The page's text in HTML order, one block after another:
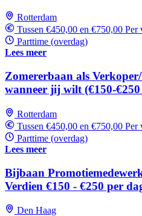
Rotterdam
Tussen €450,00 en €750,00 Per
Parttime (overdag)
Lees meer
Zomererbaan als
wanneer jij wilt (€150-
Rotterdam
Tussen €450,00 en €750,00 Per
Parttime (overdag)
Lees meer
Bijbaan
Verdien €150 - €250 per
Den Haag